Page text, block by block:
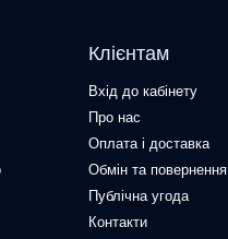
Клієнтам
Вхід до кабінету
Про нас
Оплата і доставка
Обмін та повернення
Публічна угода
Контакти